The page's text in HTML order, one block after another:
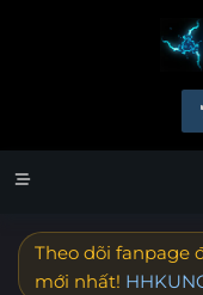
Theo dõi fanpage
mới nhất!